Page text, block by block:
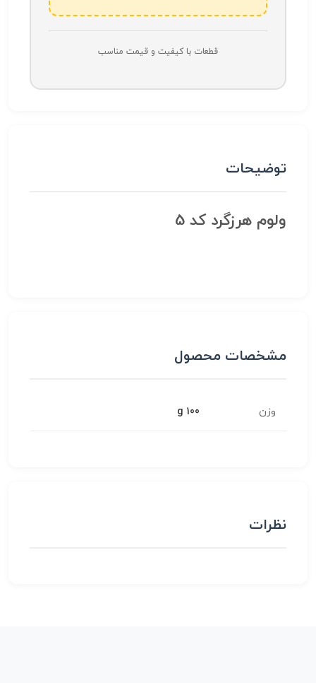
قطعات با کیفیت و قیمت مناسب
توضیحات
ولوم هرزگرد کد 5
مشخصات محصول
وزن 100 g
نظرات